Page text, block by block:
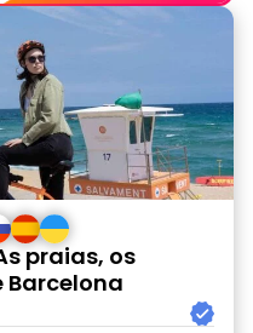
praias, os
Barcelona